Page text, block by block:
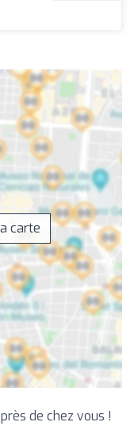
carte
de chez vous !